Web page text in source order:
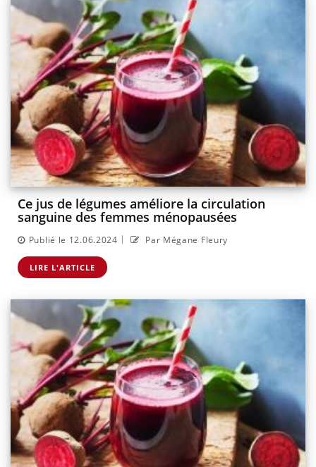
Ce jus de légumes améliore la circulation
sanguine des femmes ménopausées
Publié le 12.06.2024 | Par Mégane Fleury
LIRE L'ARTICLE